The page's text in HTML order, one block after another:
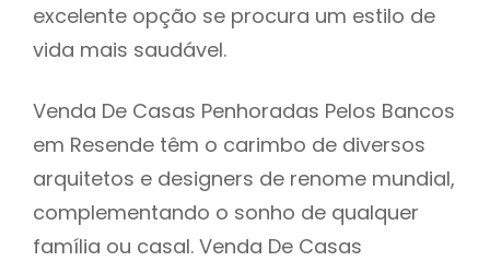
excelente opção se procura um estilo de
vida mais saudável.
Venda De Casas Penhoradas Pelos Bancos
em Resende têm o carimbo de diversos
arquitetos e designers de renome mundial,
complementando o sonho de qualquer
família ou casal. Venda De Casas